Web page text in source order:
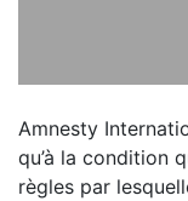
Amnesty
qu’à la condition
règles par